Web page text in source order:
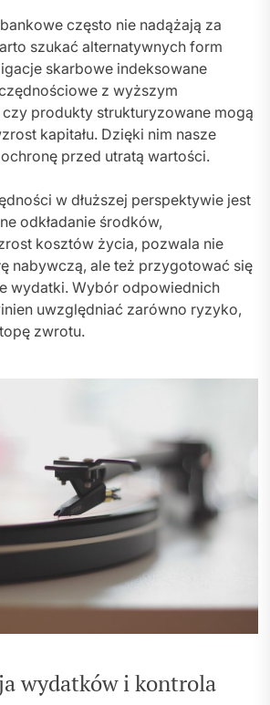
często nie nadążają za
szukać alternatywnych form
skarbowe indeksowane
z wyższym
produkty strukturyzowane mogą
kapitału. Dzięki nim nasze
przed utratą wartości.
w dłuższej perspektywie jest
odkładanie środków,
kosztów życia, pozwala nie
nabywczą, ale też przygotować się
wydatki. Wybór odpowiednich
uwzględniać zarówno ryzyko,
zwrotu.
wydatków i kontrola